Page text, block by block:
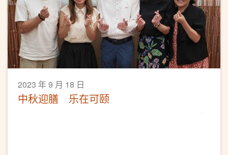
2023 年 9 月 18 日
中秋迎膳 乐在可颐